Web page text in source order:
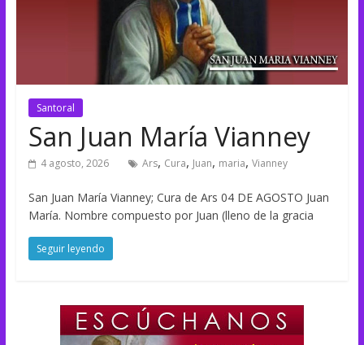
Santoral
San Juan María Vianney
4 agosto, 2026 Ars, Cura, Juan, maria, Vianney
San Juan María Vianney; Cura de Ars 04 DE AGOSTO Juan
María. Nombre compuesto por Juan (lleno de la gracia
Seguir leyendo